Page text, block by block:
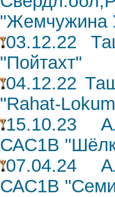
"Жемчужина
03.12.22
"Пойтахт"
04.12.22
"Rahat-
15.10.23
САС1В
07.04.24
САС1В